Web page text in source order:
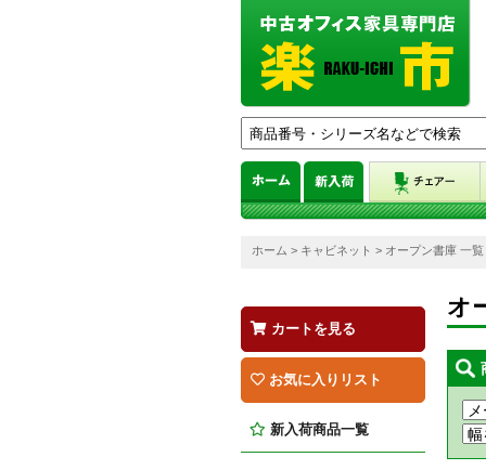
ホーム > キャビネット > オープン書庫 一覧
オ
カートを見る
お気に入りリスト
新入荷商品一覧